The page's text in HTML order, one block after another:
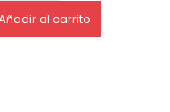
al carrito